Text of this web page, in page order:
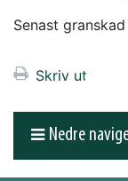
Senast
Skriv ut
Nedre